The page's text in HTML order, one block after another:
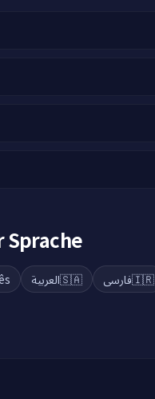
Sprache
🇸🇦العربية 🇮🇷فارسی